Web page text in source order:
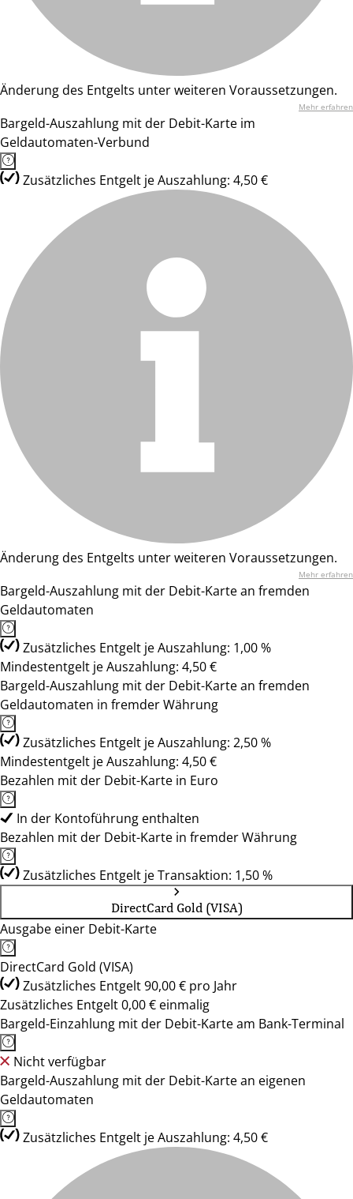
Änderung des Entgelts unter weiteren Voraussetzungen.
Mehr erfahren
Bargeld-Auszahlung mit der Debit-Karte im
Geldautomaten-Verbund
Zusätzliches Entgelt je Auszahlung: 4,50 €
Änderung des Entgelts unter weiteren Voraussetzungen.
Mehr erfahren
Bargeld-Auszahlung mit der Debit-Karte an fremden
Geldautomaten
Zusätzliches Entgelt je Auszahlung: 1,00 %
Mindestentgelt je Auszahlung: 4,50 €
Bargeld-Auszahlung mit der Debit-Karte an fremden
Geldautomaten in fremder Währung
Zusätzliches Entgelt je Auszahlung: 2,50 %
Mindestentgelt je Auszahlung: 4,50 €
Bezahlen mit der Debit-Karte in Euro
In der Kontoführung enthalten
Bezahlen mit der Debit-Karte in fremder Währung
Zusätzliches Entgelt je Transaktion: 1,50 %
DirectCard Gold (VISA)
Ausgabe einer Debit-Karte
DirectCard Gold (VISA)
Zusätzliches Entgelt 90,00 € pro Jahr
Zusätzliches Entgelt 0,00 € einmalig
Bargeld-Einzahlung mit der Debit-Karte am Bank-Terminal
Nicht verfügbar
Bargeld-Auszahlung mit der Debit-Karte an eigenen
Geldautomaten
Zusätzliches Entgelt je Auszahlung: 4,50 €